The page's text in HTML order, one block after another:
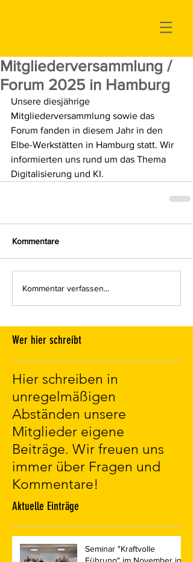
Mitgliederversammlung /
Forum 2025 in Hamburg
Unsere diesjährige
Mitgliederversammlung sowie das
Forum fanden in diesem Jahr in den
Elbe-Werkstätten in Hamburg statt. Wir
informierten uns rund um das Thema
Digitalisierung und KI.
Kommentare
Kommentar verfassen...
Wer hier schreibt
Hier schreiben in
unregelmäßigen
Abständen unsere
Mitglieder eigene
Beiträge. Wir freuen uns
immer über Fragen und
Kommentare!
Aktuelle Einträge
Seminar "Kraftvolle